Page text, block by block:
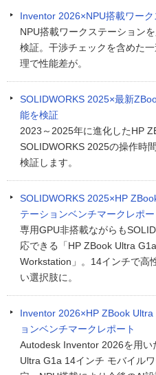
Inventor 2026×NPU搭載ワー
NPU搭載ワークステーション
検証。干渉チェックを含めた
理で性能差が。
SOLIDWORKS 2025×最新
能を検証
2023～2025年に進化したHP
SOLIDWORKS 2025の操作時
検証します。
SOLIDWORKS 2025×HP
テーションベンチマークレポー
専用GPU非搭載ながらも
応できる「HP ZBook Ultra
Workstation」。14インチで高
い選択肢に。
Inventor 2026×HP ZBook
ョンベンチマークレポート
Autodesk Inventor 2026を用
Ultra G1a 14インチ モバイル